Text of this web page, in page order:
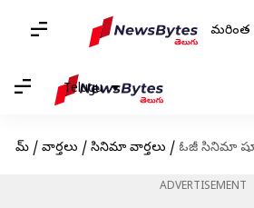
మరింత
Telugu
హోమ్ / వార్తలు / సినిమా వార్తలు / ఓజీ సినిమా షూటింగ్ పై లేటెస్ట్
ADVERTISEMENT